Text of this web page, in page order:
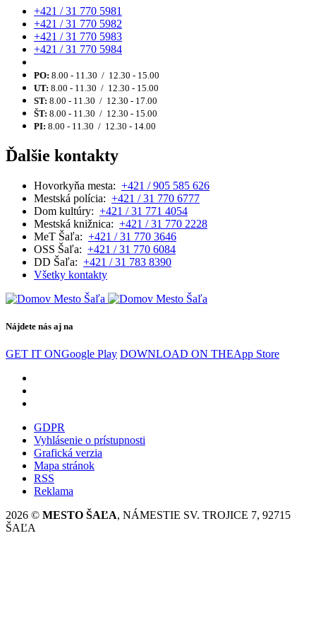
+421 / 31 770 5981
+421 / 31 770 5982
+421 / 31 770 5983
+421 / 31 770 5984
PO: 8.00 - 11.30 / 12.30 - 15.00
UT: 8.00 - 11.30 / 12.30 - 15.00
ST: 8.00 - 11.30 / 12.30 - 17.00
ŠT: 8.00 - 11.30 / 12.30 - 15.00
PI: 8.00 - 11.30 / 12.30 - 14.00
Ďalšie kontakty
Hovorkyňa mesta: +421 / 905 585 626
Mestská polícia: +421 / 31 770 6777
Dom kultúry: +421 / 31 771 4054
Mestská knižnica: +421 / 31 770 2228
MeT Šaľa: +421 / 31 770 3646
OSS Šaľa: +421 / 31 770 6084
DD Šaľa: +421 / 31 783 8390
Všetky kontakty
Nájdete nás aj na
GET IT ONGoogle Play DOWNLOAD ON THEApp Store
GDPR
Vyhlásenie o prístupnosti
Grafická verzia
Mapa stránok
RSS
Reklama
2026 © MESTO ŠAĽA, NÁMESTIE SV. TROJICE 7, 92715
ŠAĽA